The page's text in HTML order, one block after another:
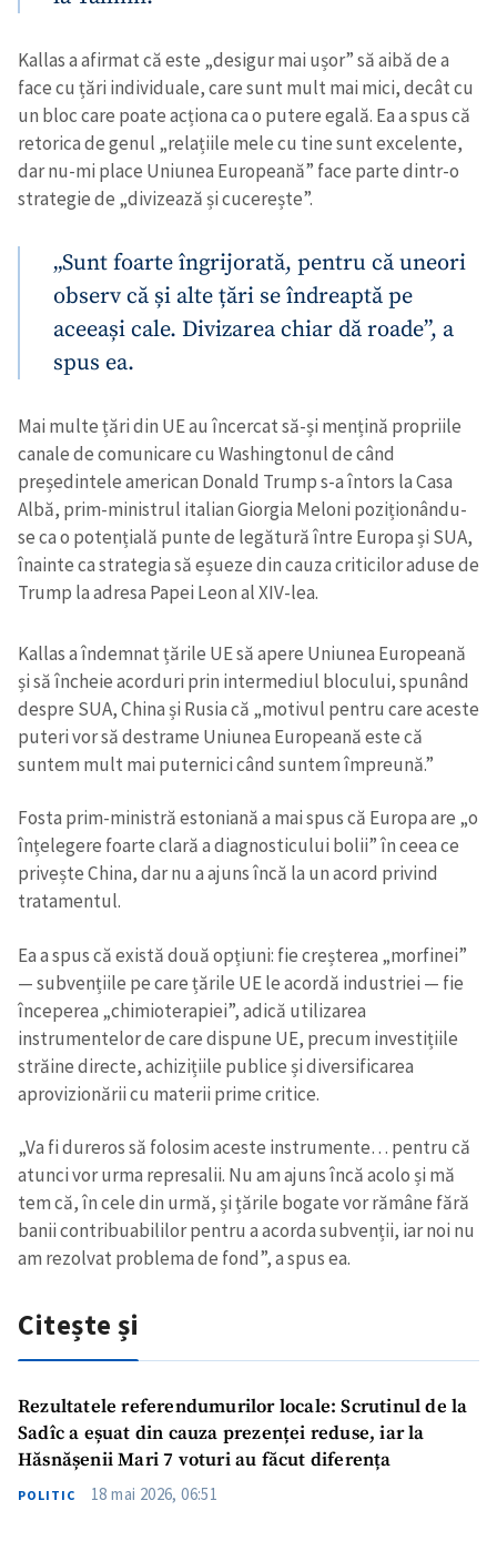
Kallas a afirmat că este „desigur mai ușor” să aibă de a
face cu țări individuale, care sunt mult mai mici, decât cu
un bloc care poate acționa ca o putere egală. Ea a spus că
retorica de genul „relațiile mele cu tine sunt excelente,
dar nu-mi place Uniunea Europeană” face parte dintr-o
strategie de „divizează și cucerește”.
„Sunt foarte îngrijorată, pentru că uneori
observ că și alte țări se îndreaptă pe
aceeași cale. Divizarea chiar dă roade”, a
spus ea.
Mai multe țări din UE au încercat să-și mențină propriile
canale de comunicare cu Washingtonul de când
președintele american Donald Trump s-a întors la Casa
Albă, prim-ministrul italian Giorgia Meloni poziționându-
se ca o potențială punte de legătură între Europa și SUA,
înainte ca strategia să eșueze din cauza criticilor aduse de
Trump la adresa Papei Leon al XIV-lea.
Kallas a îndemnat țările UE să apere Uniunea Europeană
și să încheie acorduri prin intermediul blocului, spunând
despre SUA, China și Rusia că „motivul pentru care aceste
puteri vor să destrame Uniunea Europeană este că
suntem mult mai puternici când suntem împreună.”
Fosta prim-ministră estoniană a mai spus că Europa are „o
înțelegere foarte clară a diagnosticului bolii” în ceea ce
privește China, dar nu a ajuns încă la un acord privind
tratamentul.
Ea a spus că există două opțiuni: fie creșterea „morfinei”
— subvențiile pe care țările UE le acordă industriei — fie
începerea „chimioterapiei”, adică utilizarea
instrumentelor de care dispune UE, precum investițiile
străine directe, achizițiile publice și diversificarea
aprovizionării cu materii prime critice.
„Va fi dureros să folosim aceste instrumente… pentru că
atunci vor urma represalii. Nu am ajuns încă acolo și mă
tem că, în cele din urmă, și țările bogate vor rămâne fără
banii contribuabililor pentru a acorda subvenții, iar noi nu
am rezolvat problema de fond”, a spus ea.
Citește și
Rezultatele referendumurilor locale: Scrutinul de la
Sadîc a eșuat din cauza prezenței reduse, iar la
Hăsnășenii Mari 7 voturi au făcut diferența
POLITIC 18 mai 2026, 06:51